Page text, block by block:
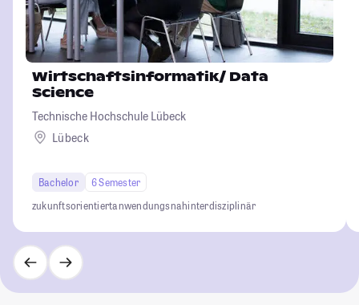
Wirtschaftsinformatik/ Data
Science
Technische Hochschule Lübeck
Lübeck
Bachelor
6 Semester
zukunftsorientiertanwendungsnahinterdisziplinär